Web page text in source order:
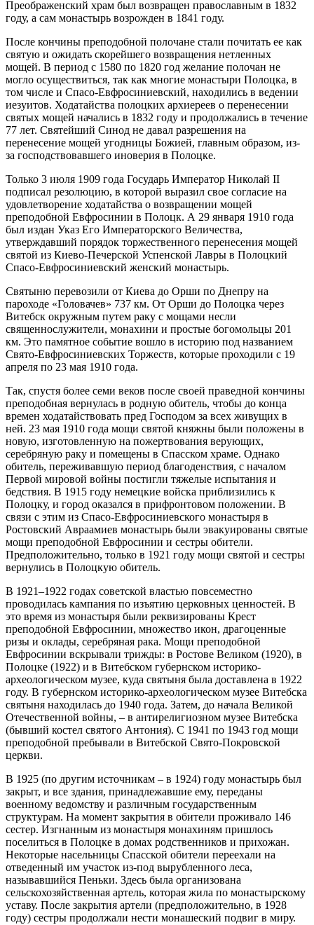
Преображенский храм был возвращен православным в 1832
году, а сам монастырь возрожден в 1841 году.
После кончины преподобной полочане стали почитать ее как
святую и ожидать скорейшего возвращения нетленных
мощей. В период с 1580 по 1820 год желание полочан не
могло осуществиться, так как многие монастыри Полоцка, в
том числе и Спасо-Евфросиниевский, находились в ведении
иезуитов. Ходатайства полоцких архиереев о перенесении
святых мощей начались в 1832 году и продолжались в течение
77 лет. Святейший Синод не давал разрешения на
перенесение мощей угодницы Божией, главным образом, из-
за господствовавшего иноверия в Полоцке.
Только 3 июля 1909 года Государь Император Николай II
подписал резолюцию, в которой выразил свое согласие на
удовлетворение ходатайства о возвращении мощей
преподобной Евфросинии в Полоцк. А 29 января 1910 года
был издан Указ Его Императорского Величества,
утверждавший порядок торжественного перенесения мощей
святой из Киево-Печерской Успенской Лавры в Полоцкий
Спасо-Евфросиниевский женский монастырь.
Святыню перевозили от Киева до Орши по Днепру на
пароходе «Головачев» 737 км. От Орши до Полоцка через
Витебск окружным путем раку с мощами несли
священнослужители, монахини и простые богомольцы 201
км. Это памятное событие вошло в историю под названием
Свято-Евфросиниевских Торжеств, которые проходили с 19
апреля по 23 мая 1910 года.
Так, спустя более семи веков после своей праведной кончины
преподобная вернулась в родную обитель, чтобы до конца
времен ходатайствовать пред Господом за всех живущих в
ней. 23 мая 1910 года мощи святой княжны были положены в
новую, изготовленную на пожертвования верующих,
серебряную раку и помещены в Спасском храме. Однако
обитель, переживавшую период благоденствия, с началом
Первой мировой войны постигли тяжелые испытания и
бедствия. В 1915 году немецкие войска приблизились к
Полоцку, и город оказался в прифронтовом положении. В
связи с этим из Спасо-Евфросиниевского монастыря в
Ростовский Авраамиев монастырь были эвакуированы святые
мощи преподобной Евфросинии и сестры обители.
Предположительно, только в 1921 году мощи святой и сестры
вернулись в Полоцкую обитель.
В 1921–1922 годах советской властью повсеместно
проводилась кампания по изъятию церковных ценностей. В
это время из монастыря были реквизированы Крест
преподобной Евфросинии, множество икон, драгоценные
ризы и оклады, серебряная рака. Мощи преподобной
Евфросинии вскрывали трижды: в Ростове Великом (1920), в
Полоцке (1922) и в Витебском губернском историко-
археологическом музее, куда святыня была доставлена в 1922
году. В губернском историко-археологическом музее Витебска
святыня находилась до 1940 года. Затем, до начала Великой
Отечественной войны, – в антирелигиозном музее Витебска
(бывший костел святого Антония). С 1941 по 1943 год мощи
преподобной пребывали в Витебской Свято-Покровской
церкви.
В 1925 (по другим источникам – в 1924) году монастырь был
закрыт, и все здания, принадлежавшие ему, переданы
военному ведомству и различным государственным
структурам. На момент закрытия в обители проживало 146
сестер. Изгнанным из монастыря монахиням пришлось
поселиться в Полоцке в домах родственников и прихожан.
Некоторые насельницы Спасской обители переехали на
отведенный им участок из-под вырубленного леса,
называвшийся Пеньки. Здесь была организована
сельскохозяйственная артель, которая жила по монастырскому
уставу. После закрытия артели (предположительно, в 1928
году) сестры продолжали нести монашеский подвиг в миру.